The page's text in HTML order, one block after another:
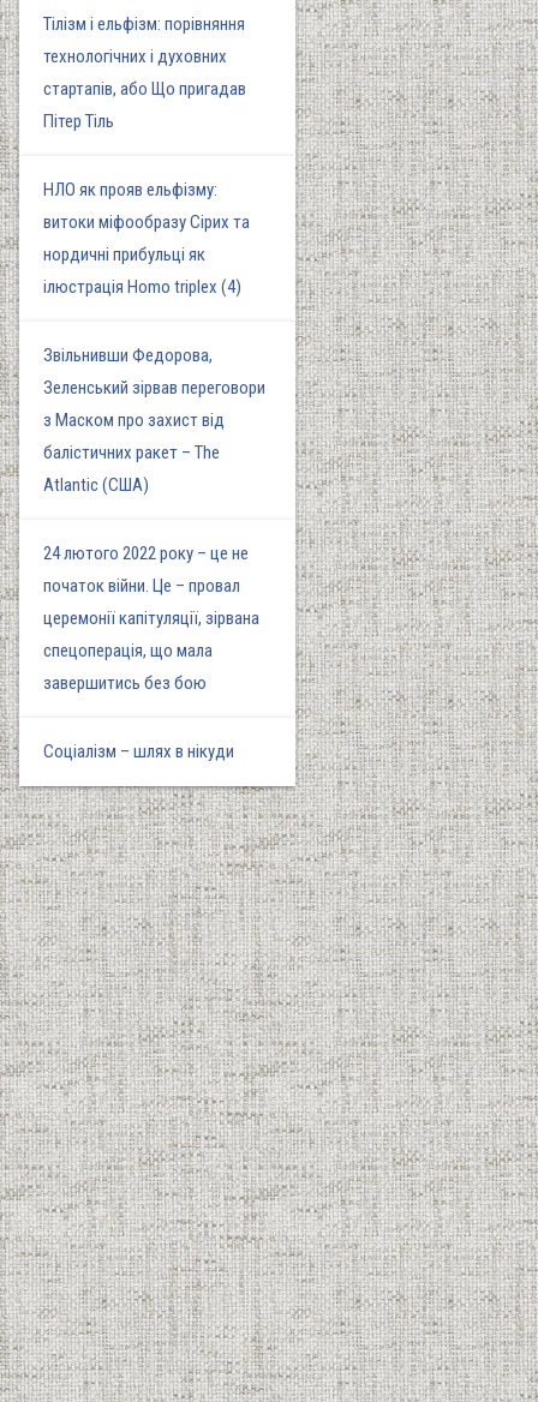
Тілізм і ельфізм: порівняння
технологічних і духовних
стартапів, або Що пригадав
Пітер Тіль
НЛО як прояв ельфізму:
витоки міфообразу Сірих та
нордичні прибульці як
ілюстрація Homo triplex (4)
Звільнивши Федорова,
Зеленський зірвав переговори
з Маском про захист від
балістичних ракет – The
Atlantic (США)
24 лютого 2022 року – це не
початок війни. Це – провал
церемонії капітуляції, зірвана
спецоперація, що мала
завершитись без бою
Соціалізм – шлях в нікуди